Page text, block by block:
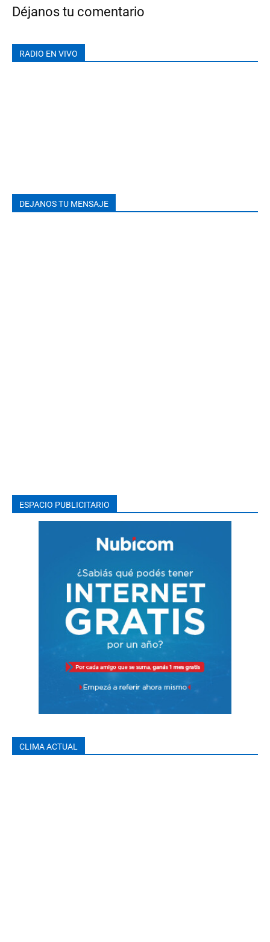
Déjanos tu comentario
RADIO EN VIVO
DEJANOS TU MENSAJE
ESPACIO PUBLICITARIO
CLIMA ACTUAL